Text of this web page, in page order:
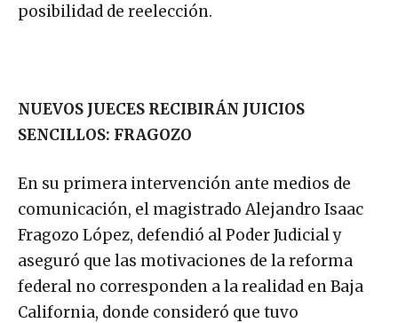
posibilidad de reelección.
NUEVOS JUECES RECIBIRÁN JUICIOS
SENCILLOS: FRAGOZO
En su primera intervención ante medios de
comunicación, el magistrado Alejandro Isaac
Fragozo López, defendió al Poder Judicial y
aseguró que las motivaciones de la reforma
federal no corresponden a la realidad en Baja
California, donde consideró que tuvo